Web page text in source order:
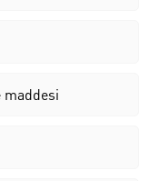
maddesi